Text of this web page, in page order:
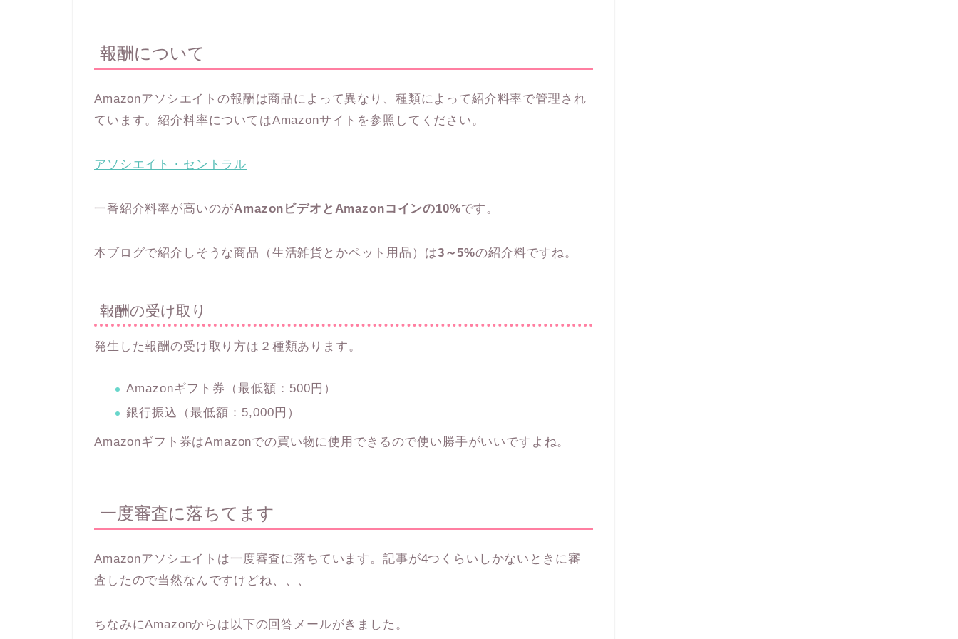
報酬について
Amazonアソシエイトの報酬は商品によって異なり、種類によって紹介料率で管理され
ています。紹介料率についてはAmazonサイトを参照してください。
アソシエイト・セントラル
一番紹介料率が高いのがAmazonビデオとAmazonコインの10%です。
本ブログで紹介しそうな商品（生活雑貨とかペット用品）は3～5%の紹介料ですね。
報酬の受け取り
発生した報酬の受け取り方は２種類あります。
Amazonギフト券（最低額：500円）
銀行振込（最低額：5,000円）
Amazonギフト券はAmazonでの買い物に使用できるので使い勝手がいいですよね。
一度審査に落ちてます
Amazonアソシエイトは一度審査に落ちています。記事が4つくらいしかないときに審
査したので当然なんですけどね、、、
ちなみにAmazonからは以下の回答メールがきました。